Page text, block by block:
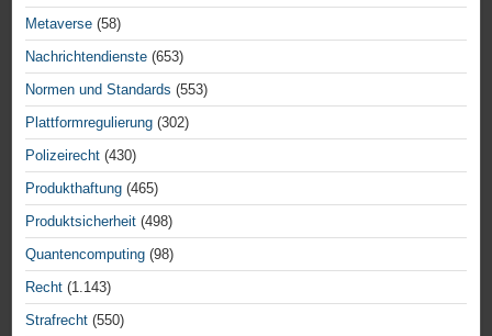
Metaverse (58)
Nachrichtendienste (653)
Normen und Standards (553)
Plattformregulierung (302)
Polizeirecht (430)
Produkthaftung (465)
Produktsicherheit (498)
Quantencomputing (98)
Recht (1.143)
Strafrecht (550)